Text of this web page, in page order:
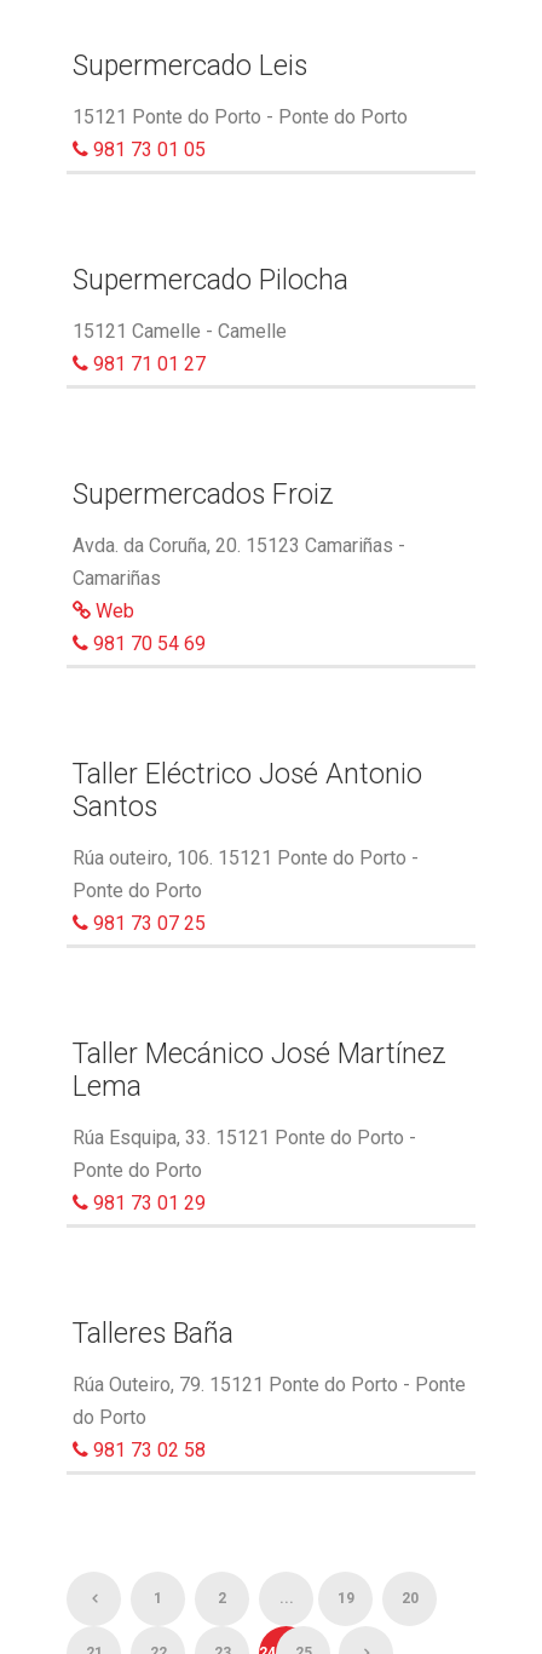
Supermercado Leis
15121 Ponte do Porto - Ponte do Porto
981 73 01 05
Supermercado Pilocha
15121 Camelle - Camelle
981 71 01 27
Supermercados Froiz
Avda. da Coruña, 20. 15123 Camariñas -
Camariñas
Web
981 70 54 69
Taller Eléctrico José Antonio
Santos
Rúa outeiro, 106. 15121 Ponte do Porto -
Ponte do Porto
981 73 07 25
Taller Mecánico José Martínez
Lema
Rúa Esquipa, 33. 15121 Ponte do Porto -
Ponte do Porto
981 73 01 29
Talleres Baña
Rúa Outeiro, 79. 15121 Ponte do Porto - Ponte
do Porto
981 73 02 58
1 2 ... 19 20